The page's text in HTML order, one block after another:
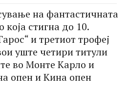
на фантастичната
која стигна до 10.
и третиот трофеј
уште четири титули
во Монте Карло и
опен и Кина опен